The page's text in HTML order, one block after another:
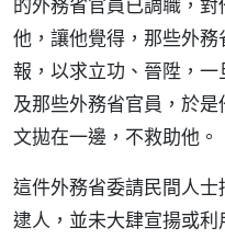
他，讓他覺得，那些外
報，以求立功、晉陞，
及那些外務省官員，於
文拋在一邊，不救助他。
這件外務省委請民間人
逮人，並未大肆宣揚或